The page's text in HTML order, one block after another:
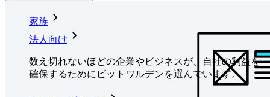
家族
法人向け
数え切れないほどの企業やビジネスが、自社の利益を
確保するためにビットワルデンを選んでいます。